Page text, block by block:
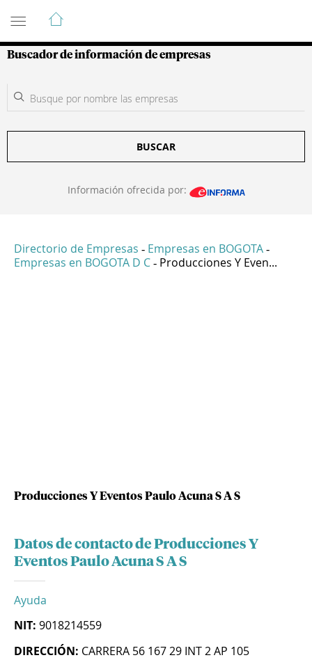
Guía de Empresas Colombianas
Buscador de información de empresas
BUSCAR
Información ofrecida por:
Directorio de Empresas - Empresas en BOGOTA -
Empresas en BOGOTA D C - Producciones Y Even...
Producciones Y Eventos Paulo Acuna S A S
Datos de contacto de Producciones Y
Eventos Paulo Acuna S A S
Ayuda
NIT: 9018214559
DIRECCIÓN: CARRERA 56 167 29 INT 2 AP 105